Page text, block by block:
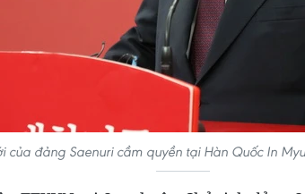
của đảng Saenuri cầm quyền tại Hàn Quốc In